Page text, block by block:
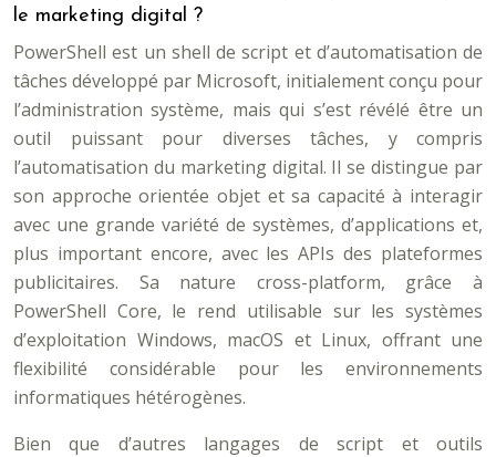
le marketing digital ?
PowerShell est un shell de script et d’automatisation de
tâches développé par Microsoft, initialement conçu pour
l’administration système, mais qui s’est révélé être un
outil puissant pour diverses tâches, y compris
l’automatisation du marketing digital. Il se distingue par
son approche orientée objet et sa capacité à interagir
avec une grande variété de systèmes, d’applications et,
plus important encore, avec les APIs des plateformes
publicitaires. Sa nature cross-platform, grâce à
PowerShell Core, le rend utilisable sur les systèmes
d’exploitation Windows, macOS et Linux, offrant une
flexibilité considérable pour les environnements
informatiques hétérogènes.
Bien que d’autres langages de script et outils